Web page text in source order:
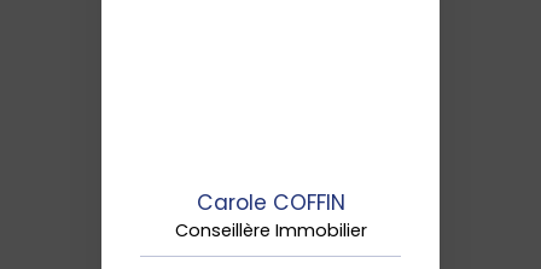
Carole COFFIN
Conseillère Immobilier